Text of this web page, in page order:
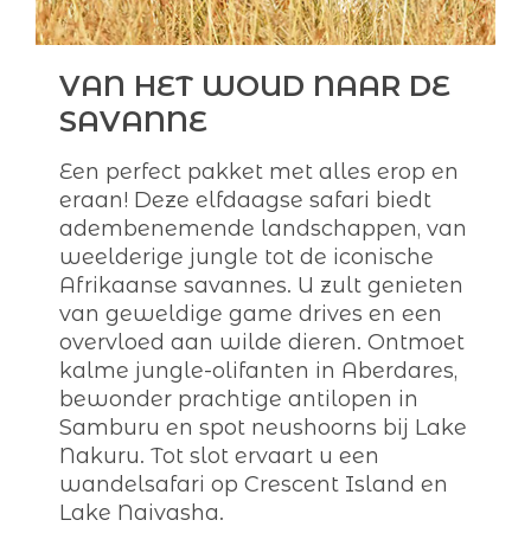
VAN HET WOUD NAAR DE
SAVANNE
Een perfect pakket met alles erop en
eraan! Deze elfdaagse safari biedt
adembenemende landschappen, van
weelderige jungle tot de iconische
Afrikaanse savannes. U zult genieten
van geweldige game drives en een
overvloed aan wilde dieren. Ontmoet
kalme jungle-olifanten in Aberdares,
bewonder prachtige antilopen in
Samburu en spot neushoorns bij Lake
Nakuru. Tot slot ervaart u een
wandelsafari op Crescent Island en
Lake Naivasha.